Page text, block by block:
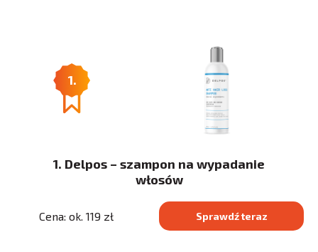
1.
1. Delpos – szampon na wypadanie
włosów
Cena: ok. 119 zł Sprawdź teraz